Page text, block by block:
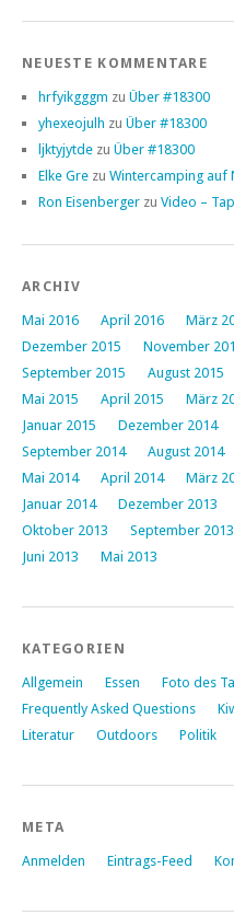
NEUESTE KOMMENTARE
hrfyikgggm zu Über #18300
yhexeojulh zu Über #18300
ljktyjytde zu Über #18300
Elke Gre zu Wintercamping auf
Ron Eisenberger zu Video –
ARCHIV
Mai 2016 April 2016 März
Dezember 2015
November
September 2015
August 2015
Mai 2015
April 2015 März
Januar 2015
Dezember 2014
September 2014
August 2014
Mai 2014
April 2014 März
Januar 2014
Dezember 2013
Oktober 2013
September 2013
Juni 2013
Mai 2013
KATEGORIEN
Allgemein Essen Foto des
Frequently Asked Questions
Literatur
Outdoors Politik
META
Anmelden Eintrags-Feed